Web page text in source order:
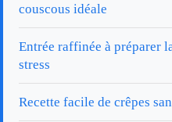
couscous idéale
Entrée raffinée à préparer
stress
Recette facile de crêpes